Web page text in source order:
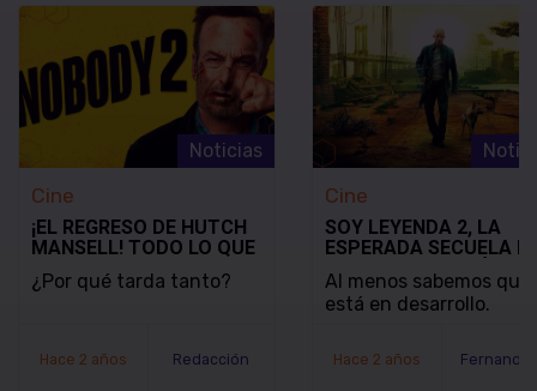
Noticias
Cine
¡EL REGRESO DE HUTCH
MANSELL! TODO LO QUE
SABEMOS SOBRE
'NOBODY 2'
¿Por qué tarda tanto?
Hace 2 años Redacción
Cine
SOY LEYENDA 2, LA
ESPERADA SECUELA
WILL SMITH, ESTÁ
DE EMPEZAR SU
PRODUCCIÓN
Al menos sabemos que
está en desarrollo.
Hace 2 años